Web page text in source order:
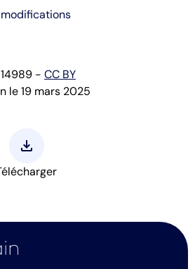
- CC BY
le 19 mars 2025
download